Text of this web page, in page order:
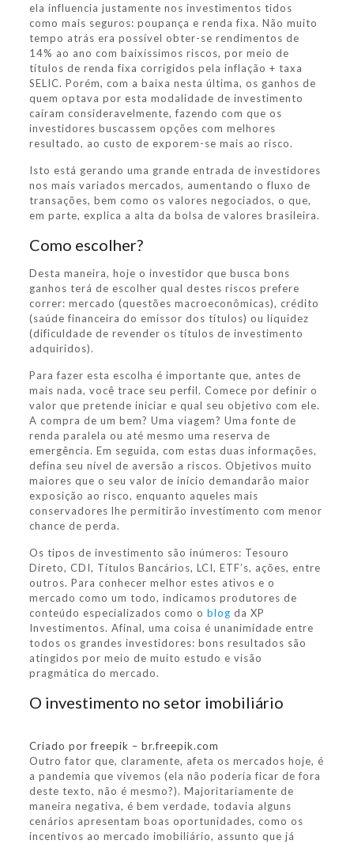
ela influencia justamente nos investimentos tidos
como mais seguros: poupança e renda fixa. Não muito
tempo atrás era possível obter-se rendimentos de
14% ao ano com baixíssimos riscos, por meio de
títulos de renda fixa corrigidos pela inflação + taxa
SELIC. Porém, com a baixa nesta última, os ganhos de
quem optava por esta modalidade de investimento
caíram consideravelmente, fazendo com que os
investidores buscassem opções com melhores
resultado, ao custo de exporem-se mais ao risco.
Isto está gerando uma grande entrada de investidores
nos mais variados mercados, aumentando o fluxo de
transações, bem como os valores negociados, o que,
em parte, explica a alta da bolsa de valores brasileira.
Como escolher?
Desta maneira, hoje o investidor que busca bons
ganhos terá de escolher qual destes riscos prefere
correr: mercado (questões macroeconômicas), crédito
(saúde financeira do emissor dos títulos) ou liquidez
(dificuldade de revender os títulos de investimento
adquiridos).
Para fazer esta escolha é importante que, antes de
mais nada, você trace seu perfil. Comece por definir o
valor que pretende iniciar e qual seu objetivo com ele.
A compra de um bem? Uma viagem? Uma fonte de
renda paralela ou até mesmo uma reserva de
emergência. Em seguida, com estas duas informações,
defina seu nível de aversão a riscos. Objetivos muito
maiores que o seu valor de início demandarão maior
exposição ao risco, enquanto aqueles mais
conservadores lhe permitirão investimento com menor
chance de perda.
Os tipos de investimento são inúmeros: Tesouro
Direto, CDI, Títulos Bancários, LCI, ETF’s, ações, entre
outros. Para conhecer melhor estes ativos e o
mercado como um todo, indicamos produtores de
conteúdo especializados como oblog da XP
Investimentos. Afinal, uma coisa é unanimidade entre
todos os grandes investidores: bons resultados são
atingidos por meio de muito estudo e visão
pragmática do mercado.
O investimento no setor imobiliário
Criado por freepik – br.freepik.com
Outro fator que, claramente, afeta os mercados hoje, é
a pandemia que vivemos (ela não poderia ficar de fora
deste texto, não é mesmo?). Majoritariamente de
maneira negativa, é bem verdade, todavia alguns
cenários apresentam boas oportunidades, como os
incentivos ao mercado imobiliário, assunto que já